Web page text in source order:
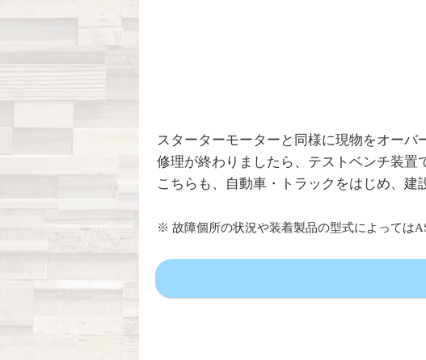
スターターモーターと同様に現物をオーバ
修理が終わりましたら、テストベンチ装置
こちらも、自動車・トラックをはじめ、建
※ 故障個所の状況や装着製品の型式によっては